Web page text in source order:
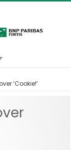
‘Cookie!’